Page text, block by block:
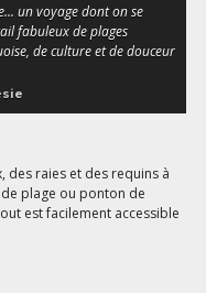
un voyage dont on se
fabuleux de plages
de culture et de douceur
des raies et des requins à
plage ou ponton de
est facilement accessible